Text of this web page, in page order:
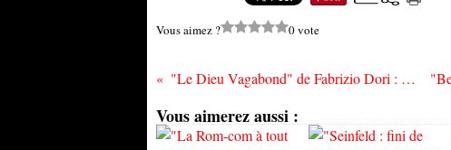
Vous aimez ? 0 vote
"Le Dieu Vagabond" de Fabrizio Dori : sulla strada...
Vous aimerez aussi :